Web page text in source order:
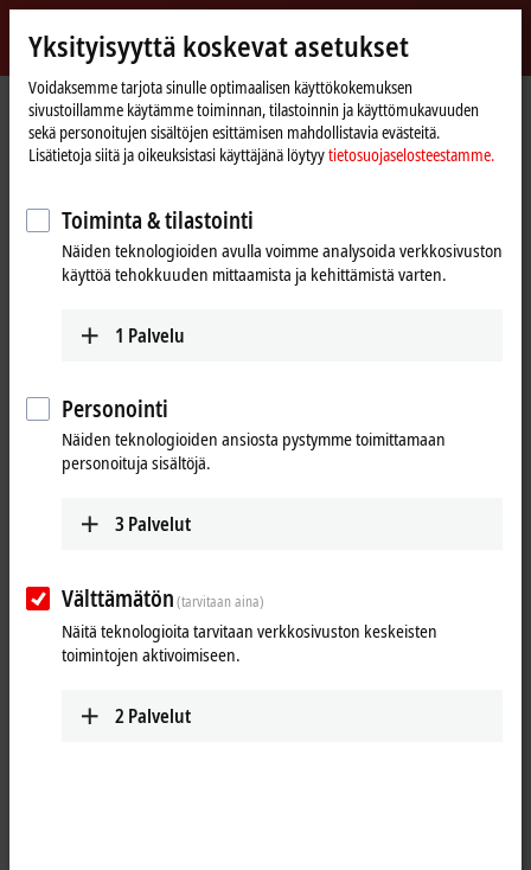
Beckhoff
-
New
Automation
Technology
myBeckhoff
KotisivuYritys Uutiset Ligna
yksityisyyden asetukset, Vimeon ulkopuolinen sisältö ladataan
samalla. Ole hyvä ja luetietosuojaselosteestamme.
Jun 2, 2017
Ligna
At Ligna 2017, Beckhoff as the expert for PC-based control systems has
Yksityisyyttä koskevat asetukset
Voidaksemme tarjota sinulle optimaalisen käyttökokemuksen
sivustoillamme käytämme toiminnan, tilastoinnin ja käyttömukavuuden
sekä personoitujen sisältöjen esittämisen mahdollistavia evästeitä.
Lisätietoja siitä ja oikeuksistasi käyttäjänä löytyytietosuojaselosteestamme.
Toiminta & tilastointi
Näiden teknologioiden avulla voimme analysoida verkkosivuston
käyttöä tehokkuuden mittaamista ja kehittämistä varten.
1 Palvelu
Personointi
Näiden teknologioiden ansiosta pystymme toimittamaan
personoituja sisältöjä.
3 Palvelut
Välttämätön(tarvitaan aina)
Näitä teknologioita tarvitaan verkkosivuston keskeisten
toimintojen aktivoimiseen.
2 Palvelut